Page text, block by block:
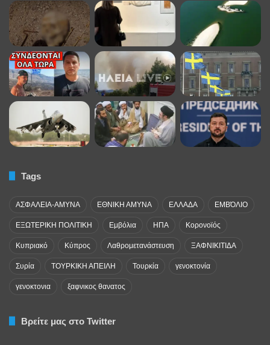
Tags
ΑΣΦΑΛΕΙΑ-ΑΜΥΝΑ ΕΘΝΙΚΗ ΑΜΥΝΑ ΕΛΛΑΔΑ ΕΜΒΌΛΙΟ
ΕΞΩΤΕΡΙΚΗ ΠΟΛΙΤΙΚΗ Εμβόλια ΗΠΑ Κορονοϊός
Κυπριακό Κύπρος Λαθρομετανάστευση ΞΑΦΝΙΚΙΤΙΔΑ
Συρία ΤΟΥΡΚΙΚΗ ΑΠΕΙΛΗ Τουρκία γενοκτονία
γενοκτονια ξαφνικος θανατος
Βρείτε μας στο Twitter